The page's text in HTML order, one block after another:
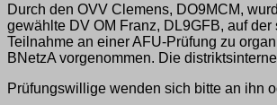
Durch den OVV Clemens, DO9MCM,
gewählte DV OM Franz, DL9GFB, auf
Teilnahme an einer AFU-Prüfung zu
BNetzA vorgenommen. Die
Prüfungswillige wenden sich bitte an ihn